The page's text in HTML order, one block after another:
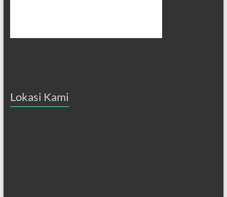
Lokasi Kami